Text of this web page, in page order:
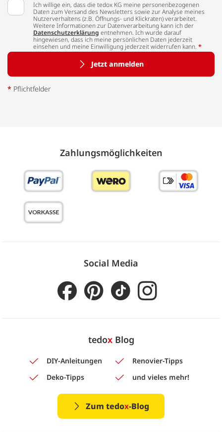
Ich willige ein, dass die tedox KG meine personenbezogenen
Daten zum Versand des Newsletters sowie zur Analyse meines
Nutzerverhaltens (z.B. Öffnungs- und Klickraten) verarbeitet.
Weitere Informationen zur Datenverarbeitung kann ich der
Datenschutzerklärung entnehmen. Ich wurde darauf
hingewiesen, dass ich meine persönlichen Daten jederzeit
einsehen und meine Einwilligung jederzeit widerrufen kann. *
Jetzt anmelden
* Pflichtfelder
Zahlungs­möglich­keiten
Social Media
tedoxBlog
DIY-Anleitungen
Renovier-Tipps
Deko-Tipps
und vieles mehr!
Zum tedox-Blog